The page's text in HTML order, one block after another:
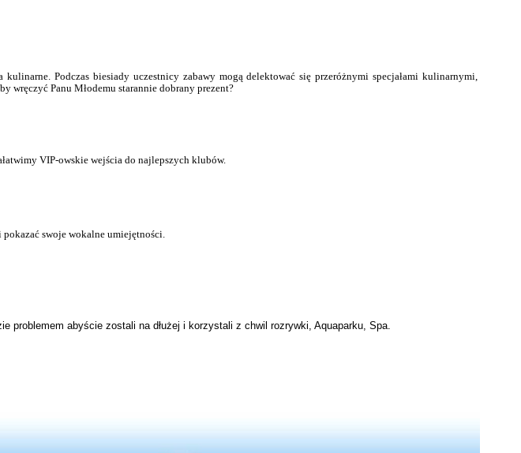
Podczas biesiady uczestnicy zabawy mogą delektować się przeróżnymi specjałami kulinarnymi,
wręczyć Panu Młodemu starannie dobrany prezent?
VIP-owskie wejścia do najlepszych klubów.
swoje wokalne umiejętności.
problemem abyście zostali na dłużej i korzystali z chwil rozrywki, Aquaparku, Spa.